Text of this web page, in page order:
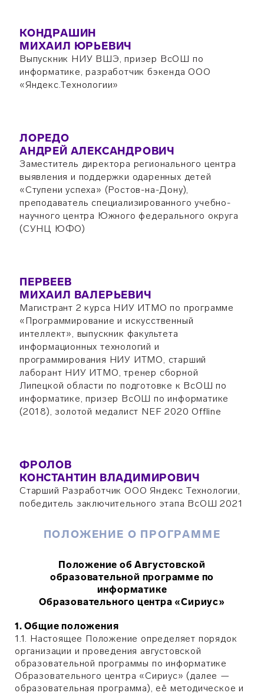
КОНДРАШИН
МИХАИЛ ЮРЬЕВИЧ
Выпускник НИУ ВШЭ, призер ВсОШ по
информатике, разработчик бэкенда ООО
«Яндекс.Технологии»
ЛОРЕДО
АНДРЕЙ АЛЕКСАНДРОВИЧ
Заместитель директора регионального центра
выявления и поддержки одаренных детей
«Ступени успеха» (Ростов-на-Дону),
преподаватель специализированного учебно-
научного центра Южного федерального округа
(СУНЦ ЮФО)
ПЕРВЕЕВ
МИХАИЛ ВАЛЕРЬЕВИЧ
Магистрант 2 курса НИУ ИТМО по программе
«Программирование и искусственный
интеллект», выпускник факультета
информационных технологий и
программирования НИУ ИТМО, старший
лаборант НИУ ИТМО, тренер сборной
Липецкой области по подготовке к ВсОШ по
информатике, призер ВсОШ по информатике
(2018), золотой медалист NEF 2020 Offline
ФРОЛОВ
КОНСТАНТИН ВЛАДИМИРОВИЧ
Старший Разработчик ООО Яндекс Технологии,
победитель заключительного этапа ВсОШ 2021
ПОЛОЖЕНИЕ О ПРОГРАММЕ
Положение об Августовской
образовательной программе по
информатике
Образовательного центра «Сириус»
1. Общие положения
1.1. Настоящее Положение определяет порядок
организации и проведения августовской
образовательной программы по информатике
Образовательного центра «Сириус» (далее —
образовательная программа), её методическое и